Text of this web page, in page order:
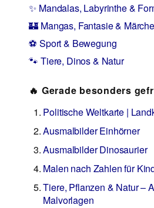
✨ Mandalas, Labyrinthe &
🏰 Mangas, Fantasie &
⚽ Sport & Bewegung
🐾 Tiere, Dinos & Natur
🔥 Gerade besonders
Politische Weltkarte |
Ausmalbilder Einhörner
Ausmalbilder Dinosaurier
Malen nach Zahlen für
Tiere, Pflanzen & Natur –
Malvorlagen